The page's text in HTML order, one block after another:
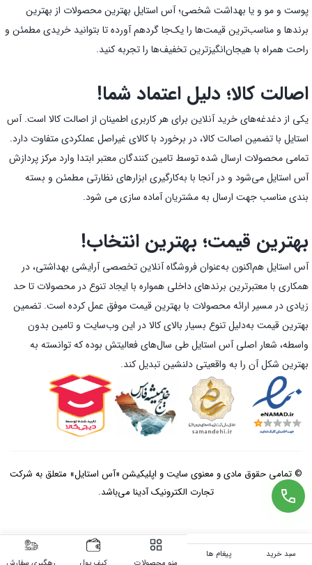
پوست و مو و یا بهداشت شخصی؛ آس استایل بهترین محصولات از بهترین
برندها و مناسب‌ترین قیمت‌ها را یک‌جا گردهم آورده تا بتوانید خریدی مطمئن و
راحت همراه با هیجان‌انگیز‌ترین تخفیف‌ها را تجربه کنید.
اصالت کالا؛ دلیل اعتماد شما!
یکی از دغدغه‌های خرید آنلاین برای هر کاربری اطمینان از اصالت کالا است. آس
استایل با تضمین اصالت کالا، در برخورد با کالای غیراصل عملکردی متفاوت دارد.
تمامی محصولات ارسال شده توسط تامین کنندگان معتبر ابتدا وارد مرکز پردازش
آس استایل می‌شود و در آنجا با به‌کارگیری ابزارهای نظارتی مطمئن و بسته
بندی مناسب جهت ارسال به مشتریان آماده سازی می شود.
بهترین قیمت؛ بهترین انتخاب!
آس استایل هم‌اکنون به‌عنوان فروشگاه آنلاین تخصصی آرایشی بهداشتی، در
همکاری با معتبرترین برندهای داخلی همواره با ایجاد تنوع در محصولات تا حد
زیادی در مسیر ارائه محصولات با بهترین قیمت موفق عمل کرده است. تضمین
بهترین قیمت به‌دلیل تنوع بسیار بالای کالا در این وب‌سایت و تامین بدون
واسطه، شعار اصلی آس استایل طی سال‌های فعالیتش بوده که توانسته به
بهترین شکل آن را به واقعیتی دلنشین تبدیل کند.
© تمامی حقوق مادی و معنوی سایت و اپلیکیشن «آس استایل» متعلق به شرکت
تجارت الکترونیک آدینا می‌باشد.
سبد خرید پیغام ها